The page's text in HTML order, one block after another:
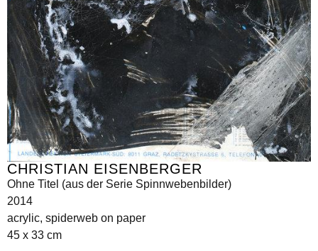
CHRISTIAN EISENBERGER
Ohne Titel (aus der Serie Spinnwebenbilder)
2014
acrylic, spiderweb on paper
45 x 33 cm